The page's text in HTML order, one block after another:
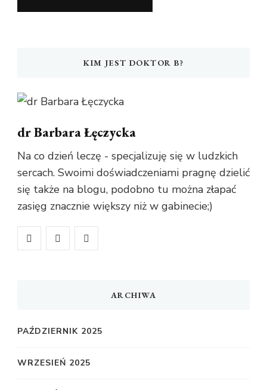
KIM JEST DOKTOR B?
dr Barbara Łęczycka
Na co dzień leczę - specjalizuję się w ludzkich
sercach. Swoimi doświadczeniami pragnę dzielić
się także na blogu, podobno tu można złapać
zasięg znacznie większy niż w gabinecie;)
ARCHIWA
PAŹDZIERNIK 2025
WRZESIEŃ 2025